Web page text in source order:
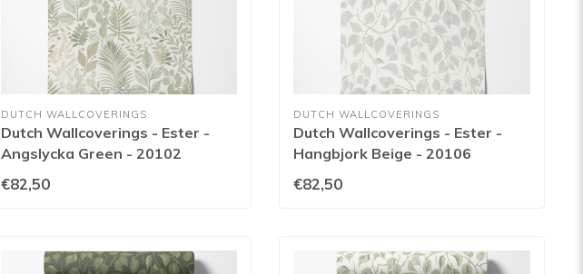
DUTCH WALLCOVERINGS
Dutch Wallcoverings - Ester -
Angslycka Green - 20102
€82,50
DUTCH WALLCOVERINGS
Dutch Wallcoverings - Ester -
Hangbjork Beige - 20106
€82,50